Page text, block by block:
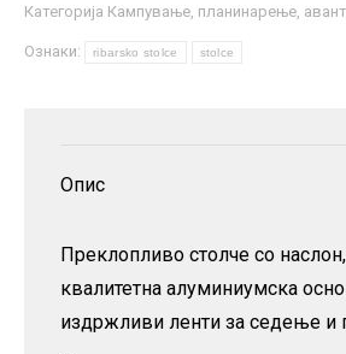
наслон
количина
Категорија Кампување, планинарење,
Ознаки: ribarsko stolce stolce
Опис
Преклопливо столче со
квалитетна алуминиумска
издржливи ленти за седење и